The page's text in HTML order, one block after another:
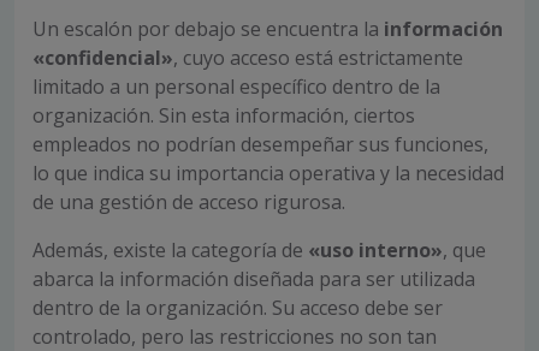
Un escalón por debajo se encuentra la información
«confidencial», cuyo acceso está estrictamente
limitado a un personal específico dentro de la
organización. Sin esta información, ciertos
empleados no podrían desempeñar sus funciones,
lo que indica su importancia operativa y la necesidad
de una gestión de acceso rigurosa.
Además, existe la categoría de «uso interno», que
abarca la información diseñada para ser utilizada
dentro de la organización. Su acceso debe ser
controlado, pero las restricciones no son tan